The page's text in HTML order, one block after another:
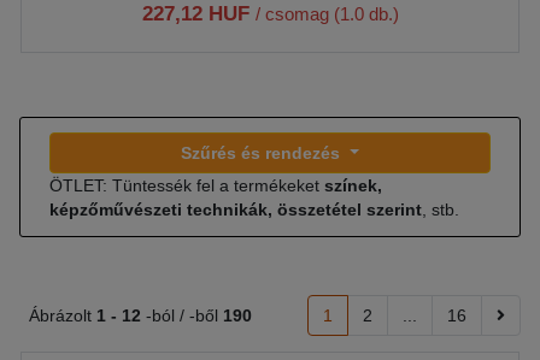
227,12 HUF / csomag (1.0 db.)
Szűrés és rendezés
ÖTLET: Tüntessék fel a termékeket színek,
képzőművészeti technikák, összetétel szerint , stb.
Ábrázolt 1 - 12 -ból / -ből 190 1 2 16